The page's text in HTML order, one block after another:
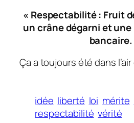
« Respectabilité : Fruit
un crâne dégarni et
bancaire.
Ça a toujours été dans
idée liberté loi mérite
respectabilité vérité